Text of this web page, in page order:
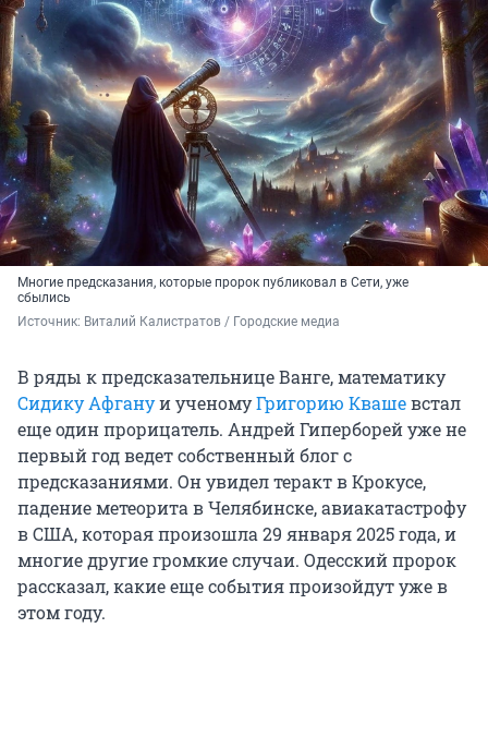
Многие предсказания, которые пророк публиковал в Сети, уже
сбылись
Источник: Виталий Калистратов / Городские медиа
В ряды к предсказательнице Ванге, математику
Сидику Афгануи ученомуГригорию Квашевстал
еще один прорицатель. Андрей Гиперборей уже не
первый год ведет собственный блог с
предсказаниями. Он увидел теракт в Крокусе,
падение метеорита в Челябинске, авиакатастрофу
в США, которая произошла 29 января 2025 года, и
многие другие громкие случаи. Одесский пророк
рассказал, какие еще события произойдут уже в
этом году.